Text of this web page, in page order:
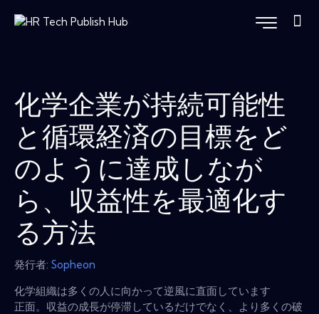
化学企業が持続可能性
と循環経済の目標をど
のように達成しなが
ら、収益性を最適化す
る方法
発行者: Sopheon
化学組織は多くの人に向かって逆風に直面しています
正面。収益の成長が停滞しているだけでなく、より多くの破